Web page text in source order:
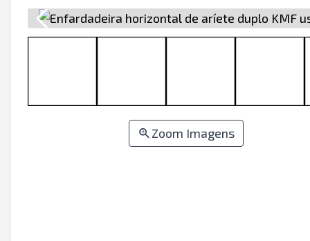
Zoom Imagens